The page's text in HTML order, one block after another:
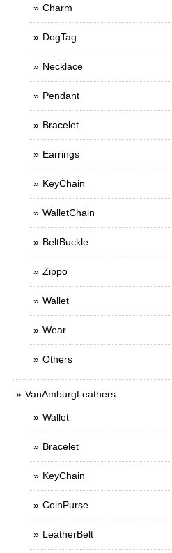
Charm
DogTag
Necklace
Pendant
Bracelet
Earrings
KeyChain
WalletChain
BeltBuckle
Zippo
Wallet
Wear
Others
VanAmburgLeathers
Wallet
Bracelet
KeyChain
CoinPurse
LeatherBelt